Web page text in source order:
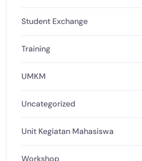
Student Exchange
Training
UMKM
Uncategorized
Unit Kegiatan Mahasiswa
Workshop